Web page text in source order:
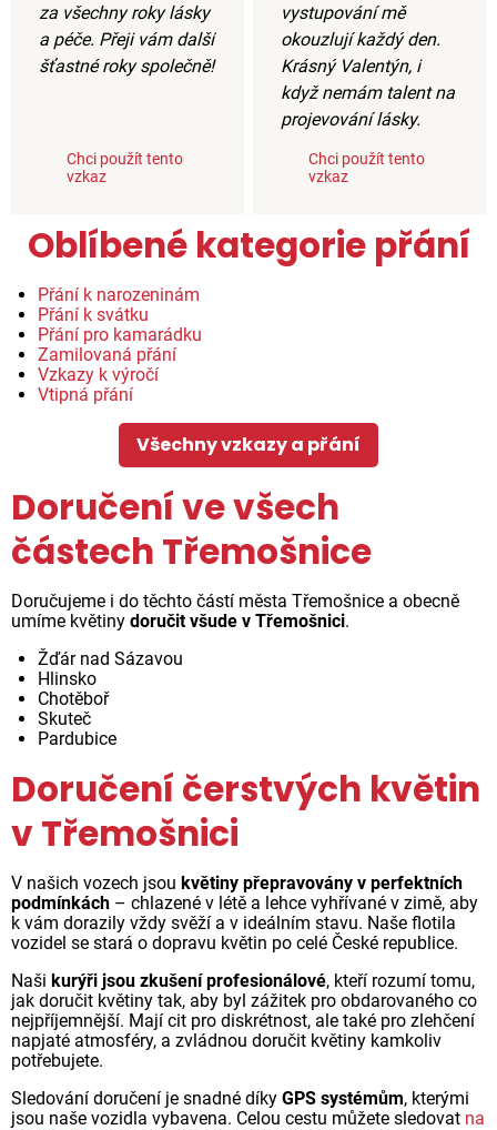
za všechny roky lásky
a péče. Přeji vám další
šťastné roky společně!
Chci použít tento
vzkaz
vystupování mě
okouzlují každý den.
Krásný Valentýn, i
když nemám talent na
projevování lásky.
Chci použít tento
vzkaz
Oblíbené kategorie přání
Přání k narozeninám
Přání k svátku
Přání pro kamarádku
Zamilovaná přání
Vzkazy k výročí
Vtipná přání
Všechny vzkazy a přání
Doručení ve všech
částech Třemošnice
Doručujeme i do těchto částí města Třemošnice a obecně
umíme květiny doručit všude v Třemošnici.
Žďár nad Sázavou
Hlinsko
Chotěboř
Skuteč
Pardubice
Doručení čerstvých květin
v Třemošnici
V našich vozech jsou květiny přepravovány v perfektních
podmínkách – chlazené v létě a lehce vyhřívané v zimě, aby
k vám dorazily vždy svěží a v ideálním stavu. Naše flotila
vozidel se stará o dopravu květin po celé České republice.
Naši kurýři jsou zkušení profesionálové, kteří rozumí tomu,
jak doručit květiny tak, aby byl zážitek pro obdarovaného co
nejpříjemnější. Mají cit pro diskrétnost, ale také pro zlehčení
napjaté atmosféry, a zvládnou doručit květiny kamkoliv
potřebujete.
Sledování doručení je snadné díky GPS systémům, kterými
jsou naše vozidla vybavena. Celou cestu můžete sledovat na